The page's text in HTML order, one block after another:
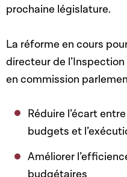
prochaine législature.
La réforme en cours
directeur de
en commission
Réduire l’écart
budgets et
Améliorer